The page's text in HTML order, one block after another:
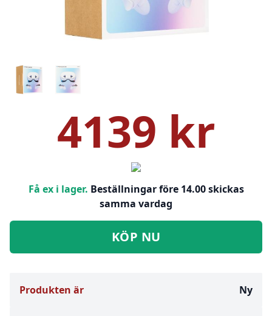
4139 kr
Få ex i lager. Beställningar före 14.00 skickas
samma vardag
KÖP NU
Produkten är Ny